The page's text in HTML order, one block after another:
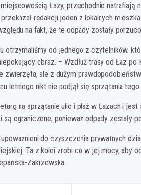
Łazy, przechodnie natrafiają
redakcji jeden z lokalnych
na fakt, że te odpady zostały
otrzymaliśmy od jednego z czytelników,
obraz. – Wzdłuż trasy od Łaz po
zwierzęta, ale z dużym
letniego nikt nie podjął się sprzątania tego
na sprzątanie ulic i plaż w Łazach i
ograniczone, ponieważ odpady zostały
do czyszczenia prywatnych
Ta z kolei zrobi co w jej mocy, aby
Zakrzewska.